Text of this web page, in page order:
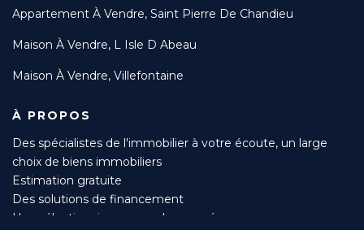
Appartement À Vendre, Saint Pierre De Chandieu
Maison À Vendre, L Isle D Abeau
Maison À Vendre, Villefontaine
À PROPOS
Des spécialistes de l'immobilier à votre écoute, un large
choix de biens immobiliers
Estimation gratuite
Des solutions de financement
Une sélection rigoureuse des acquéreurs